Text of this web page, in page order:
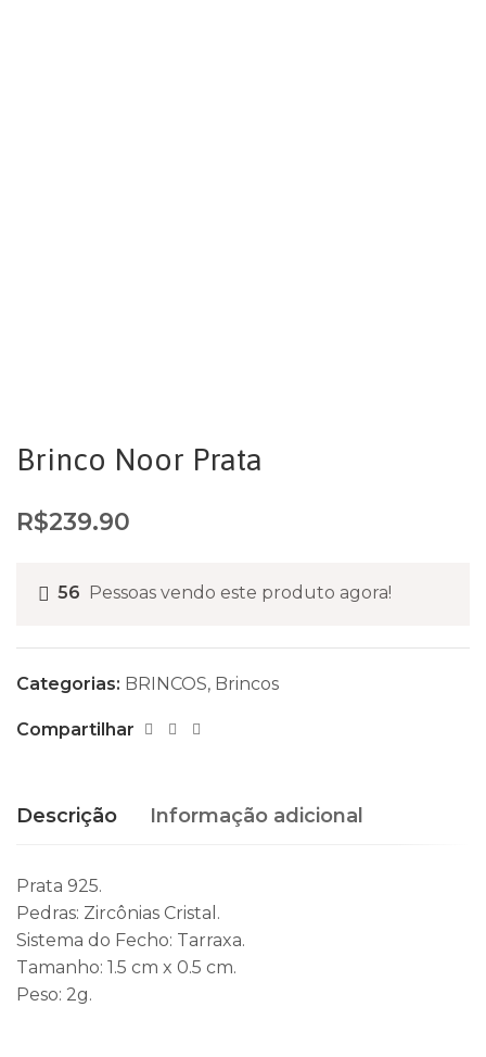
Brinco Noor Prata
R$239.90
56 Pessoas vendo este produto agora!
Categorias: BRINCOS, Brincos
Compartilhar
Descrição Informação adicional
Prata 925.
Pedras: Zircônias Cristal.
Sistema do Fecho: Tarraxa.
Tamanho: 1.5 cm x 0.5 cm.
Peso: 2g.